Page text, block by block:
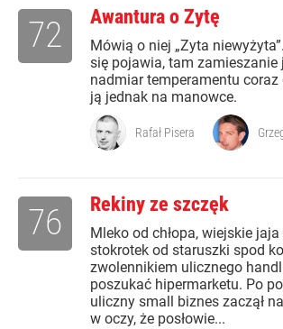
Awantura o Zytę
Mówią o niej „Zyta
się pojawia, tam zamieszanie
nadmiar temperamentu coraz
ją jednak na manowce.
72
Rafał Pisera
Rekiny ze szczęk
Mleko od chłopa, wiejskie
stokrotek od staruszki spod
zwolennikiem ulicznego
poszukać hipermarketu. Po
uliczny small biznes zaczął
w oczy, że posłowie...
76